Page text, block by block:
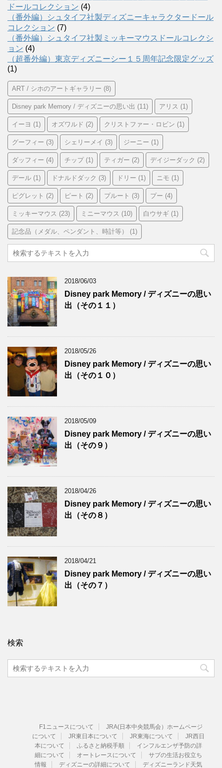
ドールコレクション (4)
（番外編）シュタイフ社製ディズニーキャラクタードール
コレクション (7)
（番外編）シュタイフ社製ミッキーマウスドールコレクシ
ョン (4)
（超番外編）東京ディズニーシー１５周年記念限定グッズ
(1)
ART / シホのアートギャラリー (8)
Disney park Memory / ディズニーの思い出 (11) アリス (1)
イーヨ (1) オズワルド (2) クリストファー・ロビン (1)
グーフィー (3) シェリーメイ (3) ジーニー (1)
ダッフィー (4) チップ(1) ティガー (2) デイジーダック (2)
デール (1) ドナルドダック (3) ドリー (1) ニモ (1)
ピグレット (2) ピート (2) プルート (3) プー (4)
ミッキーマウス (23) ミニーマウス (10) 白ウサギ (1)
記念品（メダル、ペンダント、時計等） (1)
2018/06/03
Disney park Memory / ディズニーの思い
出（その１１）
2018/05/26
Disney park Memory / ディズニーの思い
出（その１０）
2018/05/09
Disney park Memory / ディズニーの思い
出（その９）
2018/04/26
Disney park Memory / ディズニーの思い
出（その８）
2018/04/21
Disney park Memory / ディズニーの思い
出（その７）
検索
F1ニュースについて
JRA(日本中央競馬会）ホームページ
について
JR東日本について JR東海について
JR西日
本について
ふるさと納税手順
インフルエンザ予防の詳
細について
オートレースについて
サブの生活お役立ち
情報
ディズニーの詳細について ディズニーランド天気